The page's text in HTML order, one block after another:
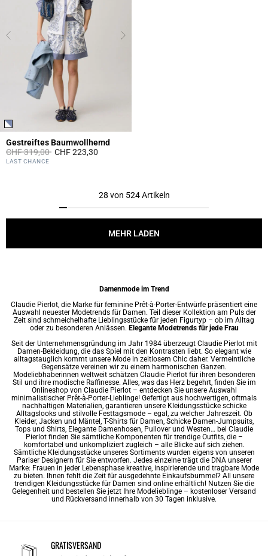
Gestreiftes Baumwollhemd
Price reduced from
CHF 319,00toCHF 223,30
5 out of 5 Customer Rating
LAST CHANCE
28 von 524 Artikeln
MEHR LADEN
Damenmode im Trend
Claudie Pierlot, die Marke für feminine Prêt-à-Porter-Entwürfe präsentiert eine
Auswahl neuester Modetrends für Damen. Teil dieser Kollektion am Puls der
Zeit sind schmeichelhafte Lieblingsstücke für jeden Figurtyp – ob im Alltag
oder zu besonderen Anlässen. Elegante Modetrends für jede Frau
Seit der Unternehmensgründung im Jahr 1984 überzeugt Claudie Pierlot mit
Damen-Bekleidung, die das Spiel mit den Kontrasten liebt. So elegant wie
alltagstauglich kommt unsere Mode in zeitlosem Chic daher. Vermeintliche
Gegensätze vereinen wir zu einem harmonischen Ganzen.
Modeliebhaberinnen weltweit schätzen Claudie Pierlot für ihren besonderen
Stil und ihre modische Raffinesse. Alles, was das Herz begehrt, finden Sie im
Onlineshop von Claudie Pierlot – entdecken Sie unsere Auswahl
minimalistischer Prêt-à-Porter-Lieblinge! Gefertigt aus hochwertigen, oftmals
nachhaltigen Materialien, garantieren unsere Kleidungsstücke schicke
Alltagslooks und stilvolle Festtagsmode – egal, zu welcher Jahreszeit. Ob
Kleider, Jacken und Mäntel, T-Shirts für Damen Schicke Damen-Jumpsuits
Tops und Shirts, Elegante Damenhosen , Pullover und Westen… bei Claudie
Pierlot finden Sie sämtliche Komponenten für trendige Outfits, die –
komfortabel und unkompliziert zugleich – alle Blicke auf sich ziehen.
Sämtliche Kleidungsstücke unseres Sortiments wurden eigens von unseren
Pariser Designern für Sie entworfen. Jedes einzelne trägt die DNA unserer
Marke: Frauen in jeder Lebensphase kreative, inspirierende und tragbare Mode
zu bieten. Ihnen fehlt die Zeit für ausgedehnte Einkaufsbummel? All unsere
trendigen Kleidungsstücke für Damen sind online erhältlich! Nutzen Sie die
Gelegenheit und bestellen Sie jetzt Ihre Modelieblinge – kostenloser Versand
und Rückversand innerhalb von 30 Tagen inklusive.
GRATISVERSAND